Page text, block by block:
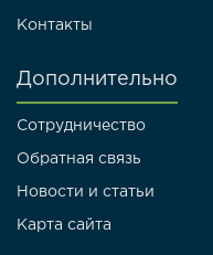
Контакты
Дополнительно
Сотрудничество
Обратная связь
Новости и статьи
Карта сайта